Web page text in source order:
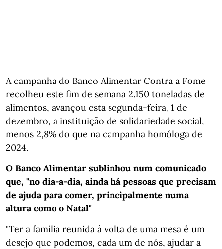
A campanha do Banco Alimentar Contra a Fome
recolheu este fim de semana 2.150 toneladas de
alimentos, avançou esta segunda-feira, 1 de
dezembro, a instituição de solidariedade social,
menos 2,8% do que na campanha homóloga de
2024.
O Banco Alimentar sublinhou num comunicado
que, "no dia-a-dia, ainda há pessoas que precisam
de ajuda para comer, principalmente numa
altura como o Natal"
"Ter a família reunida à volta de uma mesa é um
desejo que podemos, cada um de nós, ajudar a